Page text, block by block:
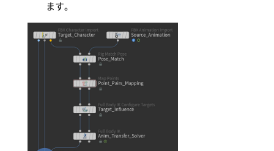
ます。